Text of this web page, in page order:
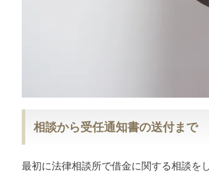
相談から受任通知書の送付まで
最初に法律相談所で借金に関する相談をし